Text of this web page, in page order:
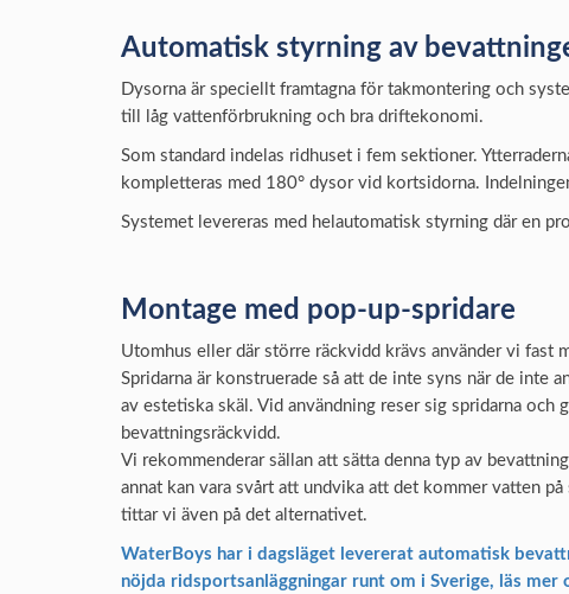
Automatisk styrning av
Dysorna är speciellt framtagna för takmontering och
till låg vattenförbrukning och bra driftekonomi.
Som standard indelas ridhuset i fem sektioner.
kompletteras med 180° dysor vid kortsidorna.
Systemet levereras med helautomatisk styrning där en
Montage med pop-up-spridare
Utomhus eller där större räckvidd krävs använder vi fast
Spridarna är konstruerade så att de inte syns när de inte
av estetiska skäl. Vid användning reser sig spridarna och
bevattningsräckvidd.
Vi rekommenderar sällan att sätta denna typ av
annat kan vara svårt att undvika att det kommer vatten på
tittar vi även på det alternativet.
WaterBoys har i dagsläget levererat automatisk
nöjda ridsportsanläggningar runt om i Sverige, läs mer